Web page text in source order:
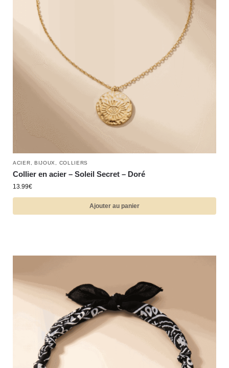
ACIER BIJOUX COLLIERS
Collier en acier – Soleil Secret – Doré
13.99€
Ajouter au panier